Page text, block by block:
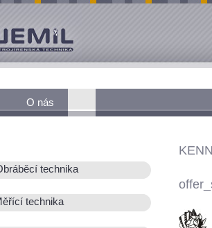
O nás
technika
technika